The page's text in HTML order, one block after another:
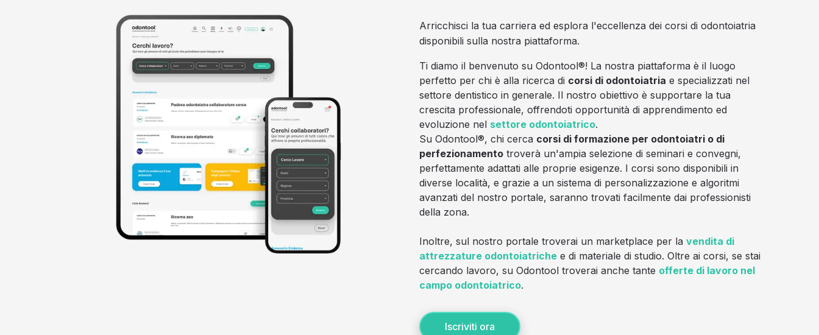
Arricchisci la tua carriera ed esplora l'eccellenza dei corsi di odontoiatria
disponibili sulla nostra piattaforma.
Ti diamo il benvenuto su Odontool®! La nostra piattaforma è il luogo
perfetto per chi è alla ricerca di corsi di odontoiatria e specializzati nel
settore dentistico in generale. Il nostro obiettivo è supportare la tua
crescita professionale, offrendoti opportunità di apprendimento ed
evoluzione nel settore odontoiatrico.
Su Odontool®, chi cerca corsi di formazione per odontoiatri o di
perfezionamento troverà un'ampia selezione di seminari e convegni,
perfettamente adattati alle proprie esigenze. I corsi sono disponibili in
diverse località, e grazie a un sistema di personalizzazione e algoritmi
avanzati del nostro portale, saranno trovati facilmente dai professionisti
della zona.
Inoltre, sul nostro portale troverai un marketplace per la vendita di
attrezzature odontoiatriche e di materiale di studio. Oltre ai corsi, se stai
cercando lavoro, su Odontool troverai anche tante offerte di lavoro nel
campo odontoiatrico.
Iscriviti ora